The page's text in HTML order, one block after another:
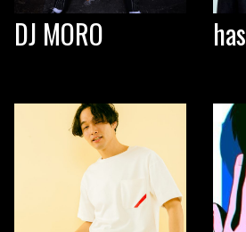
DJ MORO has